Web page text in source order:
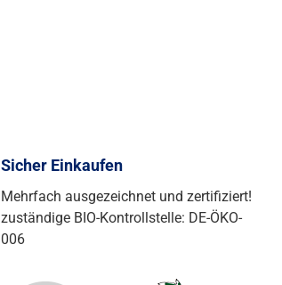
Sicher Einkaufen
Mehrfach ausgezeichnet und zertifiziert!
zuständige BIO-Kontrollstelle: DE-ÖKO-
006